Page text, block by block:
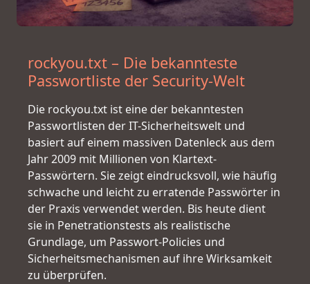
rockyou.txt – Die bekannteste
Passwortliste der Security-Welt
Die rockyou.txt ist eine der bekanntesten
Passwortlisten der IT-Sicherheitswelt und
basiert auf einem massiven Datenleck aus dem
Jahr 2009 mit Millionen von Klartext-
Passwörtern. Sie zeigt eindrucksvoll, wie häufig
schwache und leicht zu erratende Passwörter in
der Praxis verwendet werden. Bis heute dient
sie in Penetrationstests als realistische
Grundlage, um Passwort-Policies und
Sicherheitsmechanismen auf ihre Wirksamkeit
zu überprüfen.